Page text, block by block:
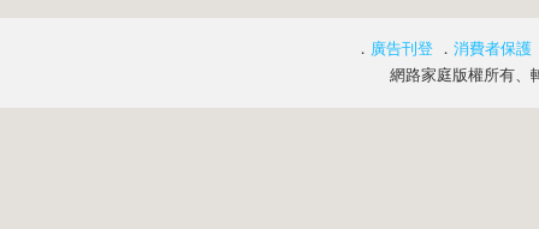
． 廣告刊登 ． 消費者保護
網路家庭版權所有、